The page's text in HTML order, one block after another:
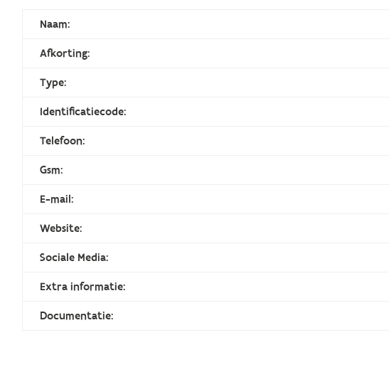
Naam:
Afkorting:
Type:
Identificatiecode:
Telefoon:
Gsm:
E-mail:
Website:
Sociale Media:
Extra informatie:
Documentatie: